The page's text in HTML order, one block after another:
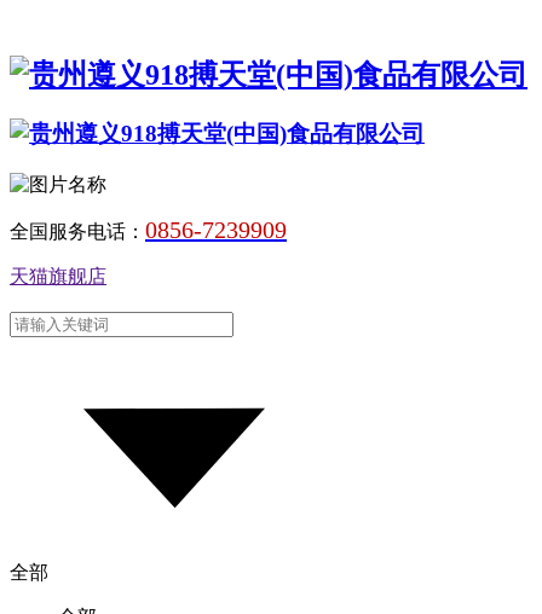
全国服务电话： 0856-7239909
天猫旗舰店
全部